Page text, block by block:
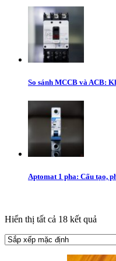
So sánh MCCB và ACB:
Aptomat 1 pha: Cấu tạo,
Hiển thị tất cả 18 kết quả